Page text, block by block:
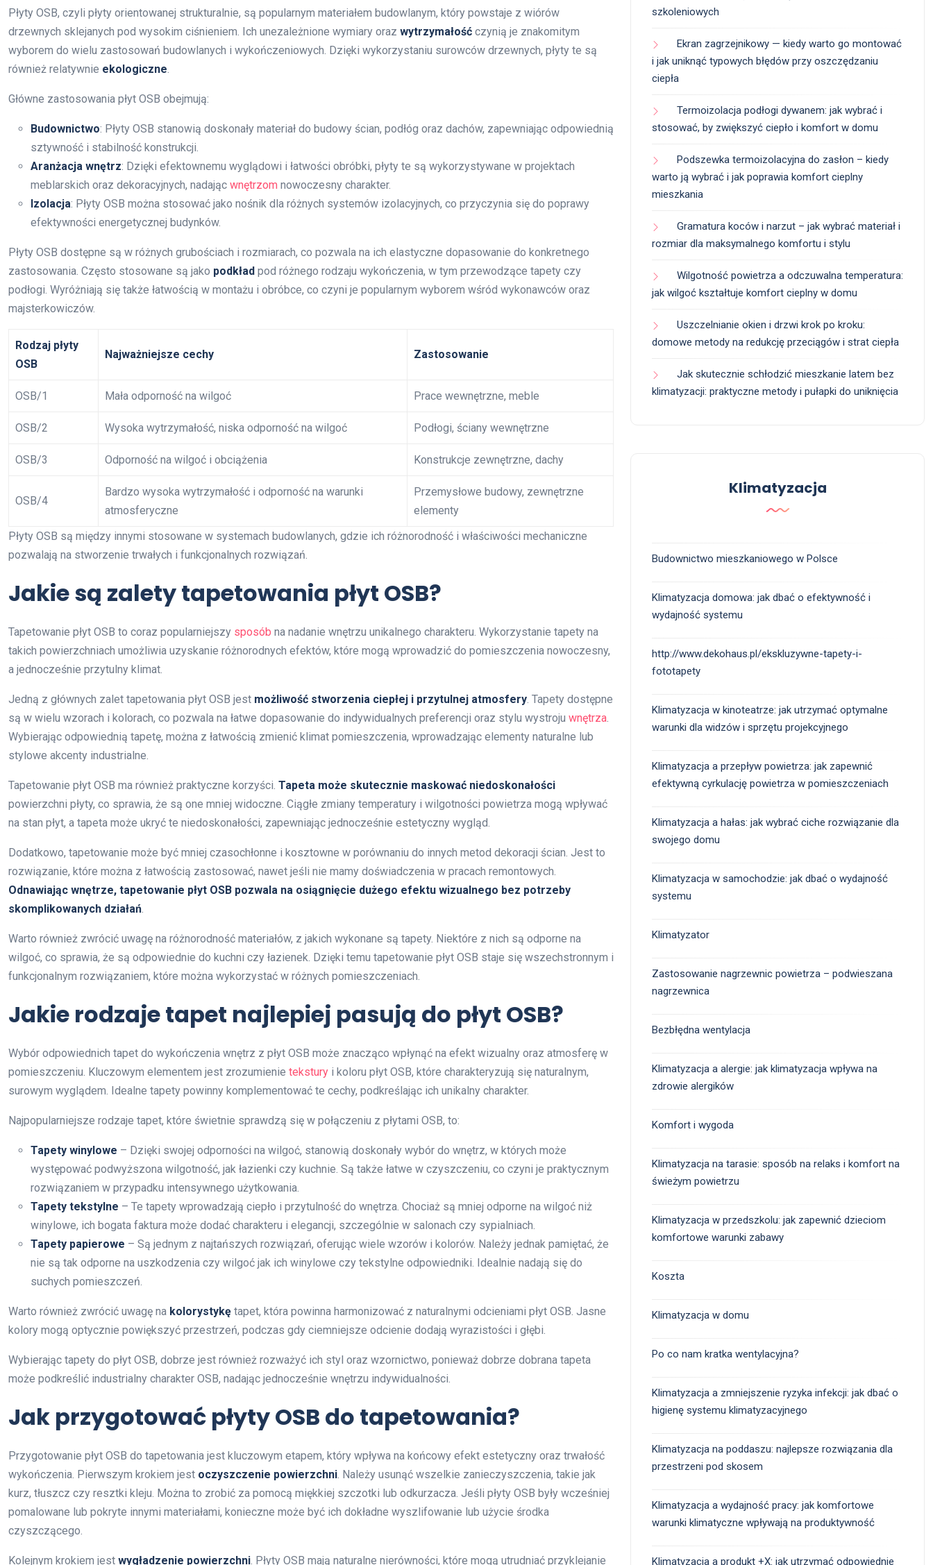
Płyty OSB, czyli płyty orientowanej strukturalnie, są popularnym materiałem budowlanym, który powstaje z wiórów
drzewnych sklejanych pod wysokim ciśnieniem. Ich unezależnione wymiary oraz wytrzymałość czynią je znakomitym
wyborem do wielu zastosowań budowlanych i wykończeniowych. Dzięki wykorzystaniu surowców drzewnych, płyty te są
również relatywnie ekologiczne.
Główne zastosowania płyt OSB obejmują:
Budownictwo: Płyty OSB stanowią doskonały materiał do budowy ścian, podłóg oraz dachów, zapewniając odpowiednią
sztywność i stabilność konstrukcji.
Aranżacja wnętrz: Dzięki efektownemu wyglądowi i łatwości obróbki, płyty te są wykorzystywane w projektach
meblarskich oraz dekoracyjnych, nadając wnętrzom nowoczesny charakter.
Izolacja: Płyty OSB można stosować jako nośnik dla różnych systemów izolacyjnych, co przyczynia się do poprawy
efektywności energetycznej budynków.
Płyty OSB dostępne są w różnych grubościach i rozmiarach, co pozwala na ich elastyczne dopasowanie do konkretnego
zastosowania. Często stosowane są jako podkład pod różnego rodzaju wykończenia, w tym przewodzące tapety czy
podłogi. Wyróżniają się także łatwością w montażu i obróbce, co czyni je popularnym wyborem wśród wykonawców oraz
majsterkowiczów.
Rodzaj płyty
OSB
Najważniejsze cechy Zastosowanie
OSB/1 Mała odporność na wilgoć Prace wewnętrzne, meble
OSB/2 Wysoka wytrzymałość, niska odporność na wilgoć Podłogi, ściany wewnętrzne
OSB/3 Odporność na wilgoć i obciążenia Konstrukcje zewnętrzne, dachy
OSB/4
Bardzo wysoka wytrzymałość i odporność na warunki
atmosferyczne
Przemysłowe budowy, zewnętrzne
elementy
Płyty OSB są między innymi stosowane w systemach budowlanych, gdzie ich różnorodność i właściwości mechaniczne
pozwalają na stworzenie trwałych i funkcjonalnych rozwiązań.
Jakie są zalety tapetowania płyt OSB?
Tapetowanie płyt OSB to coraz popularniejszy sposób na nadanie wnętrzu unikalnego charakteru. Wykorzystanie tapety na
takich powierzchniach umożliwia uzyskanie różnorodnych efektów, które mogą wprowadzić do pomieszczenia nowoczesny,
a jednocześnie przytulny klimat.
Jedną z głównych zalet tapetowania płyt OSB jest możliwość stworzenia ciepłej i przytulnej atmosfery. Tapety dostępne
są w wielu wzorach i kolorach, co pozwala na łatwe dopasowanie do indywidualnych preferencji oraz stylu wystroju wnętrza.
Wybierając odpowiednią tapetę, można z łatwością zmienić klimat pomieszczenia, wprowadzając elementy naturalne lub
stylowe akcenty industrialne.
Tapetowanie płyt OSB ma również praktyczne korzyści. Tapeta może skutecznie maskować niedoskonałości
powierzchni płyty, co sprawia, że są one mniej widoczne. Ciągłe zmiany temperatury i wilgotności powietrza mogą wpływać
na stan płyt, a tapeta może ukryć te niedoskonałości, zapewniając jednocześnie estetyczny wygląd.
Dodatkowo, tapetowanie może być mniej czasochłonne i kosztowne w porównaniu do innych metod dekoracji ścian. Jest to
rozwiązanie, które można z łatwością zastosować, nawet jeśli nie mamy doświadczenia w pracach remontowych.
Odnawiając wnętrze, tapetowanie płyt OSB pozwala na osiągnięcie dużego efektu wizualnego bez potrzeby
skomplikowanych działań.
Warto również zwrócić uwagę na różnorodność materiałów, z jakich wykonane są tapety. Niektóre z nich są odporne na
wilgoć, co sprawia, że są odpowiednie do kuchni czy łazienek. Dzięki temu tapetowanie płyt OSB staje się wszechstronnym i
funkcjonalnym rozwiązaniem, które można wykorzystać w różnych pomieszczeniach.
Jakie rodzaje tapet najlepiej pasują do płyt OSB?
Wybór odpowiednich tapet do wykończenia wnętrz z płyt OSB może znacząco wpłynąć na efekt wizualny oraz atmosferę w
pomieszczeniu. Kluczowym elementem jest zrozumienie tekstury i koloru płyt OSB, które charakteryzują się naturalnym,
surowym wyglądem. Idealne tapety powinny komplementować te cechy, podkreślając ich unikalny charakter.
Najpopularniejsze rodzaje tapet, które świetnie sprawdzą się w połączeniu z płytami OSB, to:
Tapety winylowe – Dzięki swojej odporności na wilgoć, stanowią doskonały wybór do wnętrz, w których może
występować podwyższona wilgotność, jak łazienki czy kuchnie. Są także łatwe w czyszczeniu, co czyni je praktycznym
rozwiązaniem w przypadku intensywnego użytkowania.
Tapety tekstylne – Te tapety wprowadzają ciepło i przytulność do wnętrza. Chociaż są mniej odporne na wilgoć niż
winylowe, ich bogata faktura może dodać charakteru i elegancji, szczególnie w salonach czy sypialniach.
Tapety papierowe – Są jednym z najtańszych rozwiązań, oferując wiele wzorów i kolorów. Należy jednak pamiętać, że
nie są tak odporne na uszkodzenia czy wilgoć jak ich winylowe czy tekstylne odpowiedniki. Idealnie nadają się do
suchych pomieszczeń.
Warto również zwrócić uwagę na kolorystykę tapet, która powinna harmonizować z naturalnymi odcieniami płyt OSB. Jasne
kolory mogą optycznie powiększyć przestrzeń, podczas gdy ciemniejsze odcienie dodają wyrazistości i głębi.
Wybierając tapety do płyt OSB, dobrze jest również rozważyć ich styl oraz wzornictwo, ponieważ dobrze dobrana tapeta
może podkreślić industrialny charakter OSB, nadając jednocześnie wnętrzu indywidualności.
Jak przygotować płyty OSB do tapetowania?
Przygotowanie płyt OSB do tapetowania jest kluczowym etapem, który wpływa na końcowy efekt estetyczny oraz trwałość
wykończenia. Pierwszym krokiem jest oczyszczenie powierzchni. Należy usunąć wszelkie zanieczyszczenia, takie jak
kurz, tłuszcz czy resztki kleju. Można to zrobić za pomocą miękkiej szczotki lub odkurzacza. Jeśli płyty OSB były wcześniej
pomalowane lub pokryte innymi materiałami, konieczne może być ich dokładne wyszlifowanie lub użycie środka
czyszczącego.
Kolejnym krokiem jest wygładzenie powierzchni. Płyty OSB mają naturalne nierówności, które mogą utrudniać przyklejanie
szkoleniowych
Ekran zagrzejnikowy — kiedy warto go montować
i jak uniknąć typowych błędów przy oszczędzaniu
ciepła
Termoizolacja podłogi dywanem: jak wybrać i
stosować, by zwiększyć ciepło i komfort w domu
Podszewka termoizolacyjna do zasłon – kiedy
warto ją wybrać i jak poprawia komfort cieplny
mieszkania
Gramatura koców i narzut – jak wybrać materiał i
rozmiar dla maksymalnego komfortu i stylu
Wilgotność powietrza a odczuwalna temperatura:
jak wilgoć kształtuje komfort cieplny w domu
Uszczelnianie okien i drzwi krok po kroku:
domowe metody na redukcję przeciągów i strat ciepła
Jak skutecznie schłodzić mieszkanie latem bez
klimatyzacji: praktyczne metody i pułapki do uniknięcia
Klimatyzacja
Budownictwo mieszkaniowego w Polsce
Klimatyzacja domowa: jak dbać o efektywność i
wydajność systemu
http://www.dekohaus.pl/ekskluzywne-tapety-i-
fototapety
Klimatyzacja w kinoteatrze: jak utrzymać optymalne
warunki dla widzów i sprzętu projekcyjnego
Klimatyzacja a przepływ powietrza: jak zapewnić
efektywną cyrkulację powietrza w pomieszczeniach
Klimatyzacja a hałas: jak wybrać ciche rozwiązanie dla
swojego domu
Klimatyzacja w samochodzie: jak dbać o wydajność
systemu
Klimatyzator
Zastosowanie nagrzewnic powietrza – podwieszana
nagrzewnica
Bezbłędna wentylacja
Klimatyzacja a alergie: jak klimatyzacja wpływa na
zdrowie alergików
Komfort i wygoda
Klimatyzacja na tarasie: sposób na relaks i komfort na
świeżym powietrzu
Klimatyzacja w przedszkolu: jak zapewnić dzieciom
komfortowe warunki zabawy
Koszta
Klimatyzacja w domu
Po co nam kratka wentylacyjna?
Klimatyzacja a zmniejszenie ryzyka infekcji: jak dbać o
higienę systemu klimatyzacyjnego
Klimatyzacja na poddaszu: najlepsze rozwiązania dla
przestrzeni pod skosem
Klimatyzacja a wydajność pracy: jak komfortowe
warunki klimatyczne wpływają na produktywność
Klimatyzacja a produkt +X: jak utrzymać odpowiednie